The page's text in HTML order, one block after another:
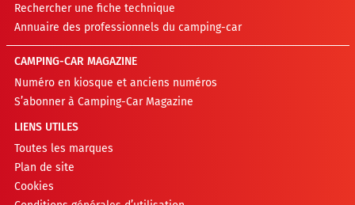
Rechercher une fiche technique
Annuaire des professionnels du camping-car
CAMPING-CAR MAGAZINE
Numéro en kiosque et anciens numéros
S’abonner à Camping-Car Magazine
LIENS UTILES
Toutes les marques
Plan de site
Cookies